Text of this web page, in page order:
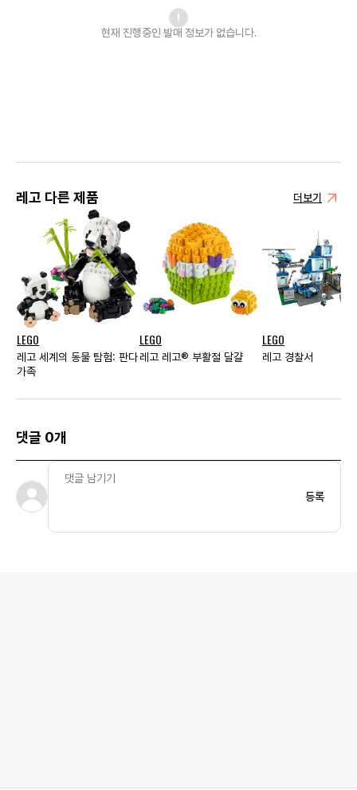
현재 진행중인 발매 정보가 없습니다.
레고 다른 제품 더보기
LEGO
레고 세계의 동물 탐험: 판다
가족
LEGO
레고 레고® 부활절 달걀
LEGO
레고 경찰서
댓글 0개
등록